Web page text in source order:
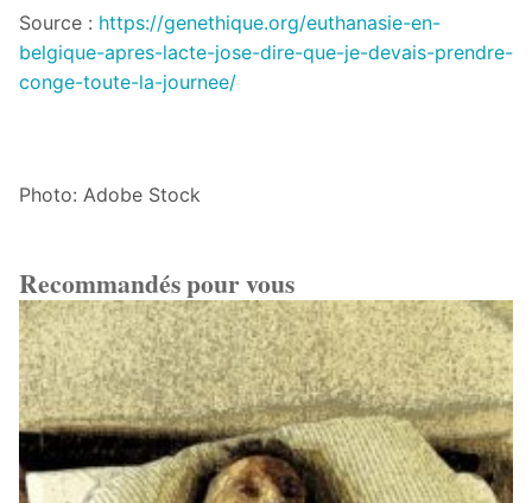
Source : https://genethique.org/euthanasie-en-
belgique-apres-lacte-jose-dire-que-je-devais-prendre-
conge-toute-la-journee/
Photo: Adobe Stock
Recommandés pour vous